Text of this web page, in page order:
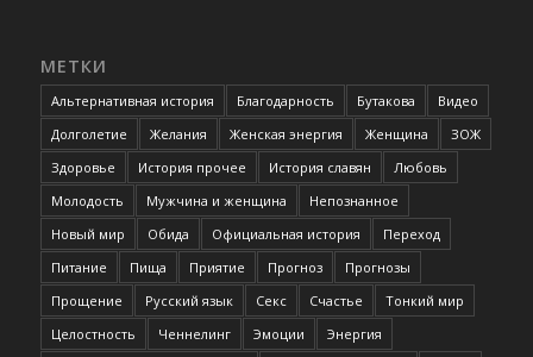
МЕТКИ
Альтернативная история Благодарность Бутакова
Видео
Долголетие
Желания Женская энергия Женщина
ЗОЖ
Здоровье
История прочее История славян
Любовь
Молодость
Мужчина и женщина
Непознанное
Новый мир
Обида Официальная история
Переход
Питание
Пища Приятие Прогноз
Прогнозы
Прощение
Русский язык Секс Счастье
Тонкий мир
Целостность
Ченнелинг Эмоции
Энергия